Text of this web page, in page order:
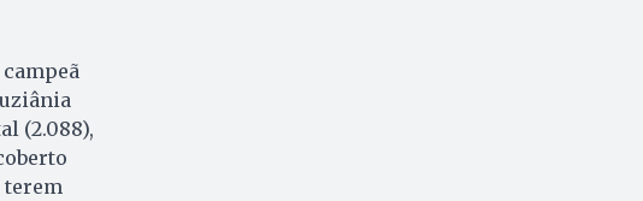
(2.088),
terem